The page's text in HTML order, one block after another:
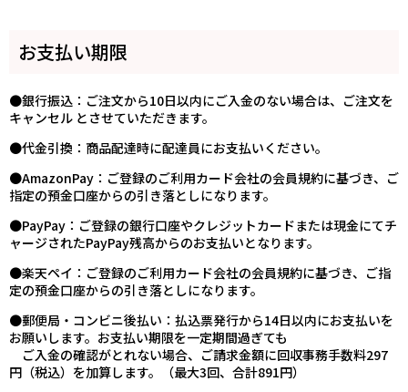
お支払い期限
●銀行振込：ご注文から10日以内にご入金のない場合は、ご注文を
キャンセル とさせていただきます。
●代金引換：商品配達時に配達員にお支払いください。
●AmazonPay：ご登録のご利用カード会社の会員規約に基づき、ご
指定の預金口座からの引き落としになります。
●PayPay：ご登録の銀行口座やクレジットカードまたは現金にてチ
ャージされたPayPay残高からのお支払いとなります。
●楽天ペイ：ご登録のご利用カード会社の会員規約に基づき、ご指
定の預金口座からの引き落としになります。
●郵便局・コンビニ後払い：払込票発行から14日以内にお支払いを
お願いします。お支払い期限を一定期間過ぎても
ご入金の確認がとれない場合、ご請求金額に回収事務手数料297
円（税込）を加算します。（最大3回、合計891円）